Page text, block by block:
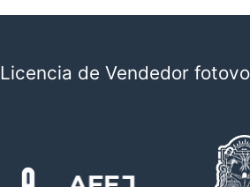
Licencia de Vendedor